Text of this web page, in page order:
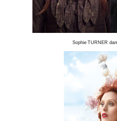
Sophie TURNER